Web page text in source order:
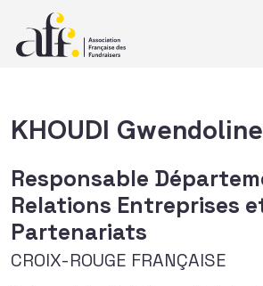
KHOUDI Gwendoline
Responsable
Relations Entreprises
Partenariats
CROIX-ROUGE FRANÇAISE